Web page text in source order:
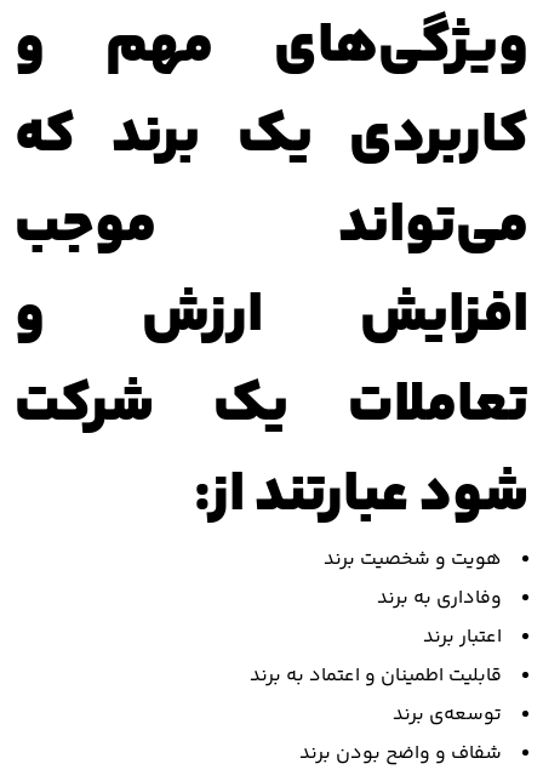
ویژگی‌های مهم و
کاربردی یک برند که
می‌تواند موجب
افزایش ارزش و
تعاملات یک شرکت
شود عبارتند از:
هویت و شخصیت برند
وفاداری به برند
اعتبار برند
قابلیت اطمینان و اعتماد به برند
توسعه‌ی برند
شفاف و واضح بودن برند